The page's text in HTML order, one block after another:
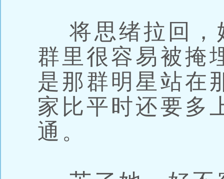
将思绪拉回，
群里很容易被掩
是那群明星站在
家比平时还要多
通。